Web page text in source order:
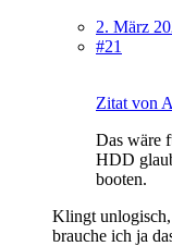
2. März
#21
Zitat von
Das wäre
HDD
booten.
Klingt
brauche ich ja